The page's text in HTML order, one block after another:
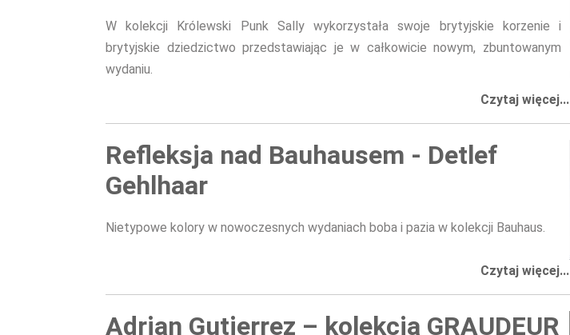
W kolekcji Królewski Punk Sally wykorzystała swoje brytyjskie korzenie i
brytyjskie dziedzictwo przedstawiając je w całkowicie nowym, zbuntowanym
wydaniu.
Czytaj więcej...
Refleksja nad Bauhausem - Detlef
Gehlhaar
Nietypowe kolory w nowoczesnych wydaniach boba i pazia w kolekcji Bauhaus.
Czytaj więcej...
Adrian Gutierrez – kolekcja GRAUDEUR